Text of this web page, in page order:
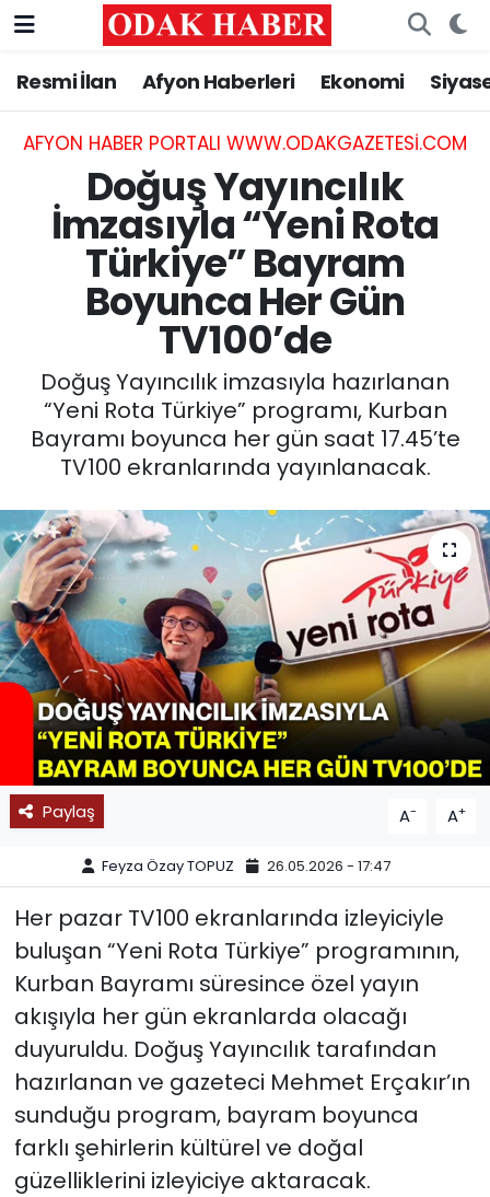
Resmi İlan Afyon Haberleri Ekonomi
AFYON HABER PORTALI WWW.ODAKGAZETESI.COM
Doğuş Yayıncılık
İmzasıyla “Yeni Rota
Türkiye” Bayram
Boyunca Her Gün
TV100’de
Doğuş Yayıncılık imzasıyla hazırlanan
“Yeni Rota Türkiye” programı, Kurban
Bayramı boyunca her gün saat 17.45’te
TV100 ekranlarında yayınlanacak.
Paylaş A- A+
Feyza Özay TOPUZ 26.05.2026 - 17:47
Her pazar TV100 ekranlarında izleyiciyle
buluşan “Yeni Rota Türkiye” programının,
Kurban Bayramı süresince özel yayın
akışıyla her gün ekranlarda olacağı
duyuruldu. Doğuş Yayıncılık tarafından
hazırlanan ve gazeteci Mehmet Erçakır’ın
sunduğu program, bayram boyunca
farklı şehirlerin kültürel ve doğal
güzelliklerini izleyiciye aktaracak.
AFYONKARAHİSAR HABERLERİ
Resmi İlan
ASAYİŞ
GÜNCEL
SİYASET
MAGAZİN
SAĞLIK
SPOR
11:11 MANŞET
Nöbetçi Eczaneler
Hava Durumu
Trafik Durumu
Süper Lig Puan Durumu ve Fikstür
Tüm Manşetler
Son Dakika Haberleri
Haber Arşivi